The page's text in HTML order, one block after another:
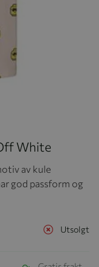
White
av kule
god passform og
Utsolgt